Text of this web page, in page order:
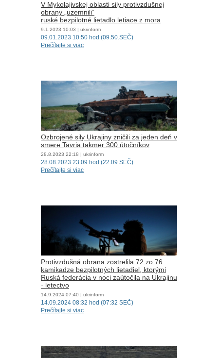
V Mykolajivskej oblasti sily protivzdušnej
obrany „uzemnili“
ruské bezpilotné lietadlo letiace z mora
9.1.2023 10:03 | ukrinform
09.01.2023 10:50 hod (09.50.SEČ)
Prečítajte si viac
Ozbrojené sily Ukrajiny zničili za jeden deň v
smere Tavria takmer 300 útočníkov
28.8.2023 22:18 | ukrinform
28.08.2023 23:09 hod (22:09 SEČ)
Prečítajte si viac
Protivzdušná obrana zostrelila 72 zo 76
kamikadze bezpilotných lietadiel, ktorými
Ruská federácia v noci zaútočila na Ukrajinu
- letectvo
14.9.2024 07:40 | ukrinform
14.09.2024 08:32 hod (07:32 SEČ)
Prečítajte si viac